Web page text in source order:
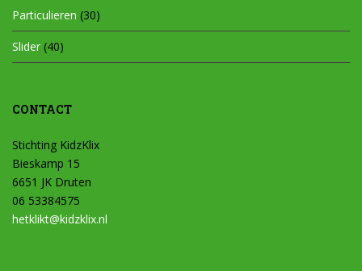
Particulieren (30)
Slider (40)
CONTACT
Stichting KidzKlix
Bieskamp 15
6651 JK Druten
06 53384575
hetklikt@kidzklix.nl